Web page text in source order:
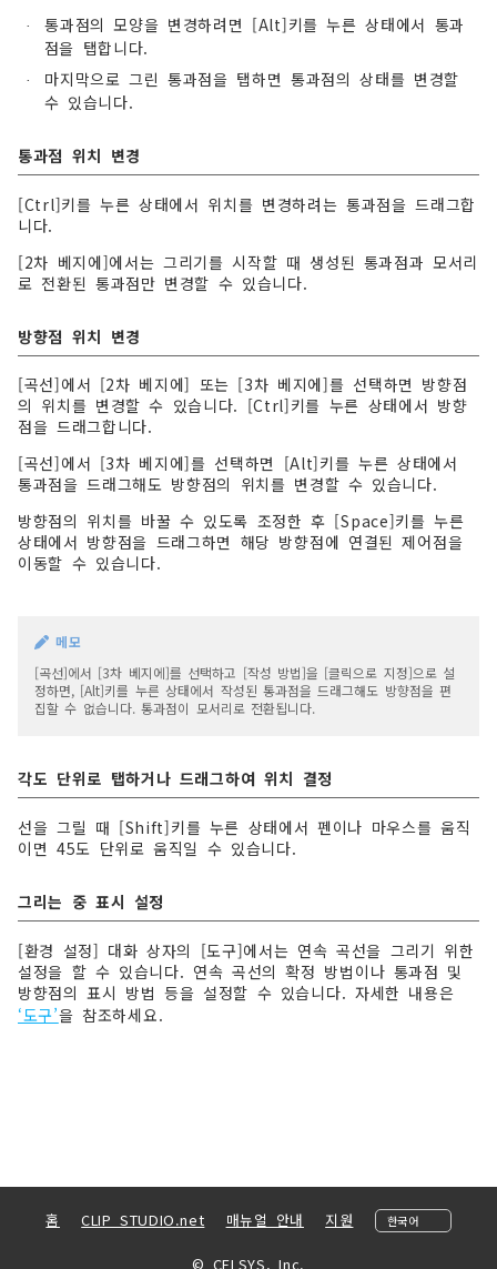
·
통과점의 모양을 변경하려면 [Alt]키를 누른 상태에서 통과
점을 탭합니다.
·
마지막으로 그린 통과점을 탭하면 통과점의 상태를 변경할
수 있습니다.
통과점 위치 변경
[Ctrl]키를 누른 상태에서 위치를 변경하려는 통과점을 드래그합
니다.
[2차 베지에]에서는 그리기를 시작할 때 생성된 통과점과 모서리
로 전환된 통과점만 변경할 수 있습니다.
방향점 위치 변경
[곡선]에서 [2차 베지에] 또는 [3차 베지에]를 선택하면 방향점
의 위치를 변경할 수 있습니다. [Ctrl]키를 누른 상태에서 방향
점을 드래그합니다.
[곡선]에서 [3차 베지에]를 선택하면 [Alt]키를 누른 상태에서
통과점을 드래그해도 방향점의 위치를 변경할 수 있습니다.
방향점의 위치를 바꿀 수 있도록 조정한 후 [Space]키를 누른
상태에서 방향점을 드래그하면 해당 방향점에 연결된 제어점을
이동할 수 있습니다.
메모
[곡선]에서 [3차 베지에]를 선택하고 [작성 방법]을 [클릭으로 지정]으로 설
정하면, [Alt]키를 누른 상태에서 작성된 통과점을 드래그해도 방향점을 편
집할 수 없습니다. 통과점이 모서리로 전환됩니다.
각도 단위로 탭하거나 드래그하여 위치 결정
선을 그릴 때 [Shift]키를 누른 상태에서 펜이나 마우스를 움직
이면 45도 단위로 움직일 수 있습니다.
그리는 중 표시 설정
[환경 설정] 대화 상자의 [도구]에서는 연속 곡선을 그리기 위한
설정을 할 수 있습니다. 연속 곡선의 확정 방법이나 통과점 및
방향점의 표시 방법 등을 설정할 수 있습니다. 자세한 내용은
‘도구’을 참조하세요.
홈 CLIP STUDIO.net 매뉴얼 안내 지원
© CELSYS, Inc.